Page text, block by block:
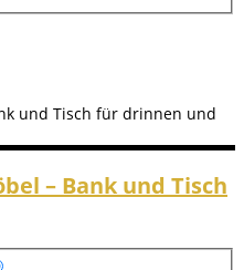
– Bank und Tisch